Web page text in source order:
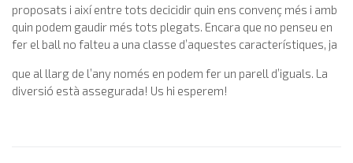
proposats i així entre tots decicidir quin ens convenç més i amb
quin podem gaudir més tots plegats. Encara que no penseu en
fer el ball no falteu a una classe d’aquestes característiques, ja
que al llarg de l’any només en podem fer un parell d’iguals. La
diversió està assegurada! Us hi esperem!